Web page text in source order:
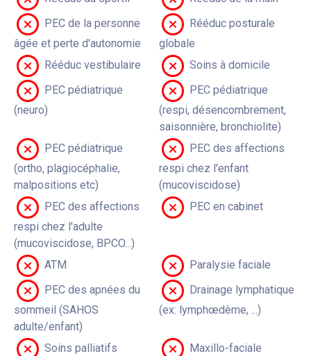
PEC de la personne
âgée et perte d'autonomie
Rééduc posturale
globale
Rééduc vestibulaire
Soins à domicile
PEC pédiatrique
(neuro)
PEC pédiatrique
(respi, désencombrement,
saisonnière, bronchiolite)
PEC pédiatrique
(ortho, plagiocéphalie,
malpositions etc)
PEC des affections
respi chez l'enfant
(mucoviscidose)
PEC des affections
respi chez l'adulte
(mucoviscidose, BPCO...)
PEC en cabinet
ATM
Paralysie faciale
PEC des apnées du
sommeil (SAHOS
adulte/enfant)
Drainage lymphatique
(ex: lymphœdème, ...)
Soins palliatifs
Maxillo-faciale